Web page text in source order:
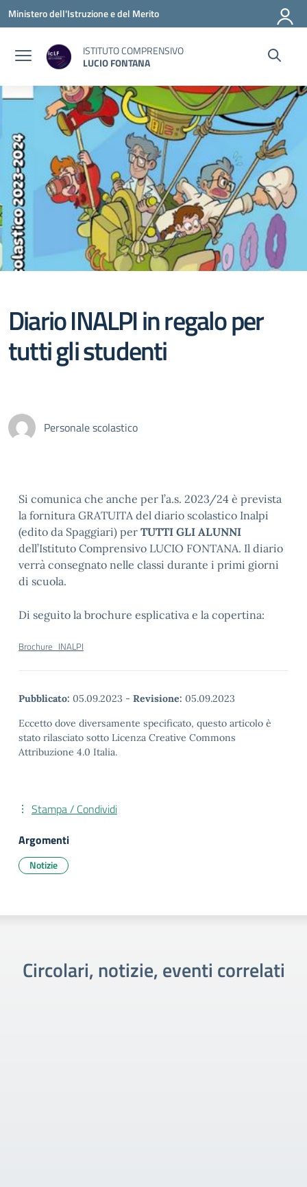
Vai ai contenuti
Vai al menu di navigazione
Vai al footer
Ministero dell'Istruzione e del Merito
ISTITUTO COMPRENSIVO
LUCIO FONTANA
Diario INALPI in regalo per
tutti gli studenti
Personale scolastico
Si comunica che anche per l’a.s. 2023/24 è prevista
la fornitura GRATUITA del diario scolastico Inalpi
(edito da Spaggiari) per TUTTI GLI ALUNNI
dell’Istituto Comprensivo LUCIO FONTANA. Il diario
verrà consegnato nelle classi durante i primi giorni
di scuola.
Di seguito la brochure esplicativa e la copertina:
Brochure_INALPI
Pubblicato: 05.09.2023 - Revisione: 05.09.2023
Eccetto dove diversamente specificato, questo articolo è
stato rilasciato sotto Licenza Creative Commons
Attribuzione 4.0 Italia.
Stampa / Condividi
Argomenti
Notizie
Circolari, notizie, eventi correlati